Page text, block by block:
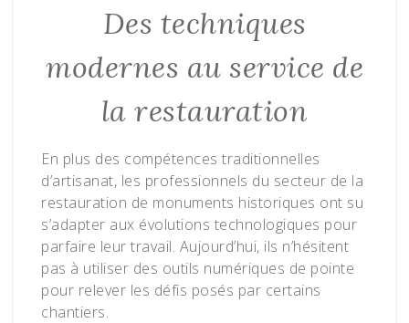
Des techniques
modernes au service de
la restauration
En plus des compétences traditionnelles
d’artisanat, les professionnels du secteur de la
restauration de monuments historiques ont su
s’adapter aux évolutions technologiques pour
parfaire leur travail. Aujourd’hui, ils n’hésitent
pas à utiliser des outils numériques de pointe
pour relever les défis posés par certains
chantiers.